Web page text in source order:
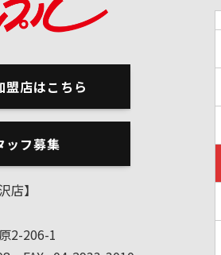
盟店はこちら
ッフ募集
店】
2-206-1